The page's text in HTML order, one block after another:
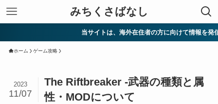
みちくさばなし
当サイトは、海外在住者の方に向けて情報を発信しています
ホーム ゲーム攻略
The Riftbreaker -武器の種類と属
性・MODについて
2023
11/07